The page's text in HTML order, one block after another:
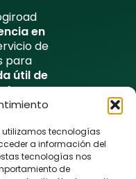
utilizamos tecnologías
a información del
tecnologías nos
de
en
de
para
útil de
su
Center